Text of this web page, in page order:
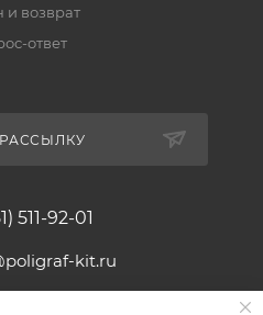
возврат
ответ
511-92-01
kit.ru